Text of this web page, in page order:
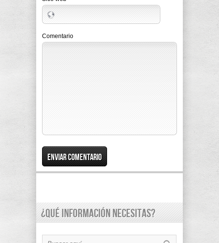
Comentario
¿Qué información necesitas?